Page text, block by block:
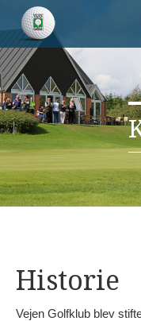
Historie
Vejen Golfklub blev